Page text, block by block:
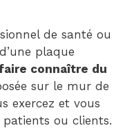
de santé ou
plaque
connaître du
sur le mur de
exercez et vous
ou clients.